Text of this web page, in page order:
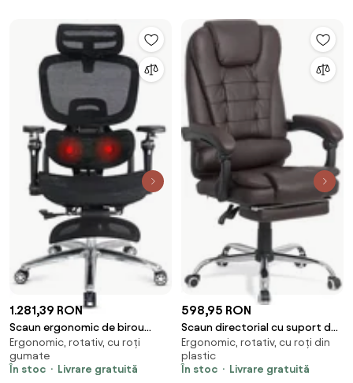
1.281,39 RON
Scaun ergonomic de birou
negru rezistent 150 kg din mesh
cu suport lombar cu masaj și
încălzire SYYT 9521
Ergonomic, rotativ, cu roți
gumate
În stoc
Livrare gratuită
598,95 RON
Scaun directorial cu suport de
picioareOFF 418 maro
Ergonomic, rotativ, cu roți din
plastic
În stoc
Livrare gratuită